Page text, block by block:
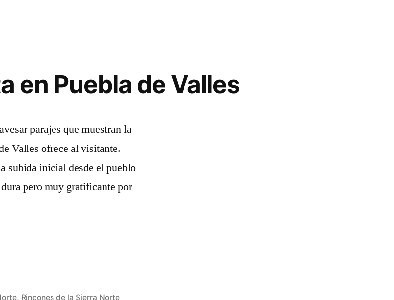
Sierra
Norte
en Puebla de Valles
parajes que muestran la
Valles ofrece al visitante.
subida inicial desde el pueblo
pero muy gratificante por
, Rincones de la Sierra Norte